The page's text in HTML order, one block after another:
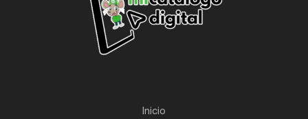
Inicio